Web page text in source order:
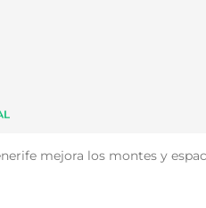
mejora los montes y